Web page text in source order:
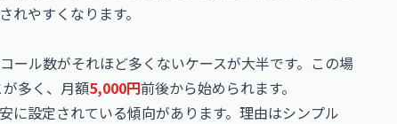
やすくなります。
ール数がそれほど多くないケースが大半です。この場
多く、月額5,000円前後から始められます。
に設定されている傾向があります。理由はシンプル